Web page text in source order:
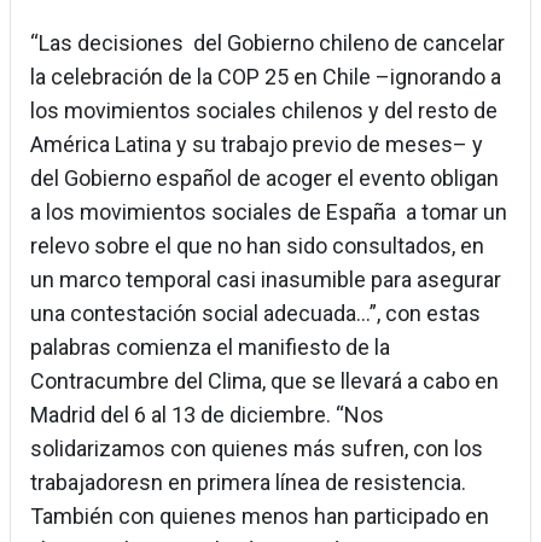
“Las decisiones del Gobierno chileno de cancelar
la celebración de la COP 25 en Chile –ignorando a
los movimientos sociales chilenos y del resto de
América Latina y su trabajo previo de meses– y
del Gobierno español de acoger el evento obligan
a los movimientos sociales de España a tomar un
relevo sobre el que no han sido consultados, en
un marco temporal casi inasumible para asegurar
una contestación social adecuada…”, con estas
palabras comienza el manifiesto de la
Contracumbre del Clima, que se llevará a cabo en
Madrid del 6 al 13 de diciembre. “Nos
solidarizamos con quienes más sufren, con los
trabajadoresn en primera línea de resistencia.
También con quienes menos han participado en